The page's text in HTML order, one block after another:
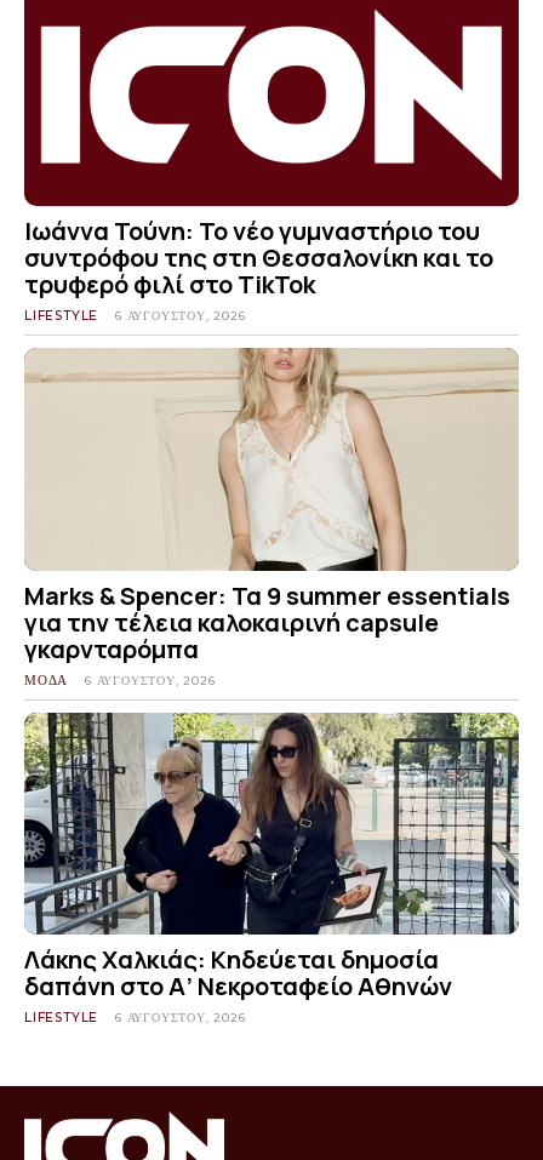
Ιωάννα Τούνη: Το νέο γυμναστήριο του
συντρόφου της στη Θεσσαλονίκη και το
τρυφερό φιλί στο TikTok
LIFESTYLE 6 ΑΥΓΟΎΣΤΟΥ, 2026
Marks & Spencer: Τα 9 summer essentials
για την τέλεια καλοκαιρινή capsule
γκαρνταρόμπα
ΜΟΔΑ 6 ΑΥΓΟΎΣΤΟΥ, 2026
Λάκης Χαλκιάς: Κηδεύεται δημοσία
δαπάνη στο Α’ Νεκροταφείο Αθηνών
LIFESTYLE 6 ΑΥΓΟΎΣΤΟΥ, 2026